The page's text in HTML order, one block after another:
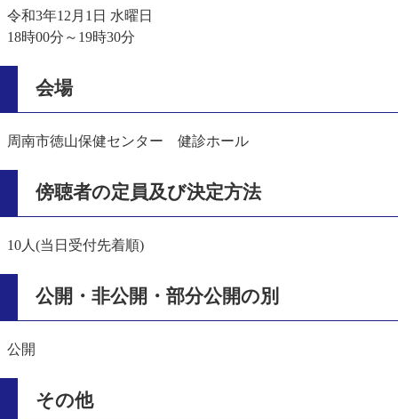
令和3年12月1日 水曜日
18時00分～19時30分
会場
周南市徳山保健センター 健診ホール
傍聴者の定員及び決定方法
10人(当日受付先着順)
公開・非公開・部分公開の別
公開
その他